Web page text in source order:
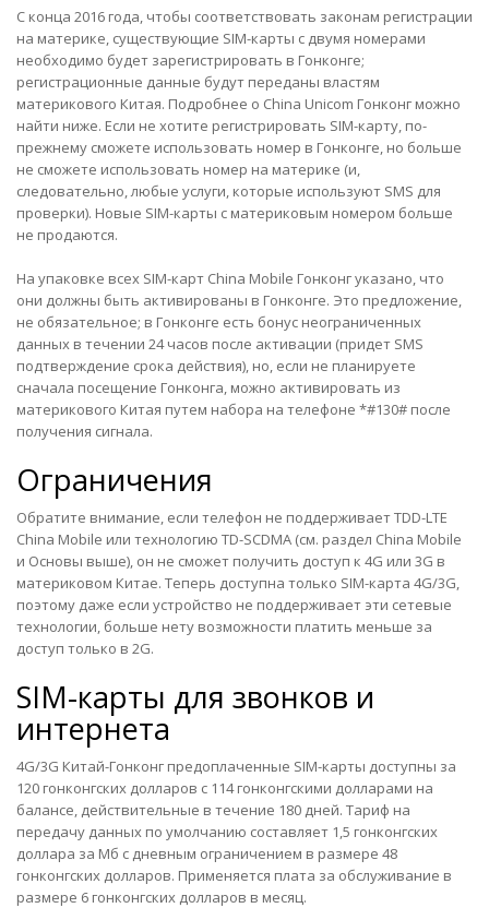
С конца 2016 года, чтобы соответствовать законам регистрации
на материке, существующие SIM-карты с двумя номерами
необходимо будет зарегистрировать в Гонконге;
регистрационные данные будут переданы властям
материкового Китая. Подробнее о China Unicom Гонконг можно
найти ниже. Если не хотите регистрировать SIM-карту, по-
прежнему сможете использовать номер в Гонконге, но больше
не сможете использовать номер на материке (и,
следовательно, любые услуги, которые используют SMS для
проверки). Новые SIM-карты с материковым номером больше
не продаются.
На упаковке всех SIM-карт China Mobile Гонконг указано, что
они должны быть активированы в Гонконге. Это предложение,
не обязательное; в Гонконге есть бонус неограниченных
данных в течении 24 часов после активации (придет SMS
подтверждение срока действия), но, если не планируете
сначала посещение Гонконга, можно активировать из
материкового Китая путем набора на телефоне *#130# после
получения сигнала.
Ограничения
Обратите внимание, если телефон не поддерживает TDD-LTE
China Mobile или технологию TD-SCDMA (см. раздел China Mobile
и Основы выше), он не сможет получить доступ к 4G или 3G в
материковом Китае. Теперь доступна только SIM-карта 4G/3G,
поэтому даже если устройство не поддерживает эти сетевые
технологии, больше нету возможности платить меньше за
доступ только в 2G.
SIM-карты для звонков и
интернета
4G/3G Китай-Гонконг предоплаченные SIM-карты доступны за
120 гонконгских долларов с 114 гонконгскими долларами на
балансе, действительные в течение 180 дней. Тариф на
передачу данных по умолчанию составляет 1,5 гонконгских
доллара за Мб с дневным ограничением в размере 48
гонконгских долларов. Применяется плата за обслуживание в
размере 6 гонконгских долларов в месяц.